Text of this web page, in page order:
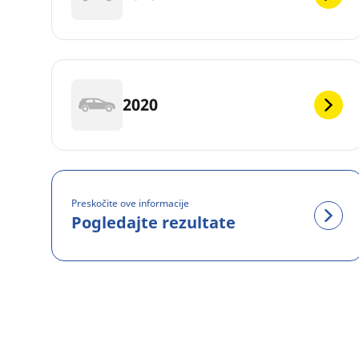
2020
Preskočite ove informacije
Pogledajte rezultate